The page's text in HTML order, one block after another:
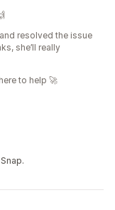
resolved the issue
she’ll really
to help 🚀